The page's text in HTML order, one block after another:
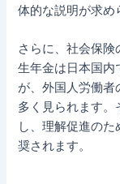
体的な説明が求め
さらに、社会保
生年金は日本国内
が、外国人労働者
多く見られます。
し、理解促進の
奨されます。